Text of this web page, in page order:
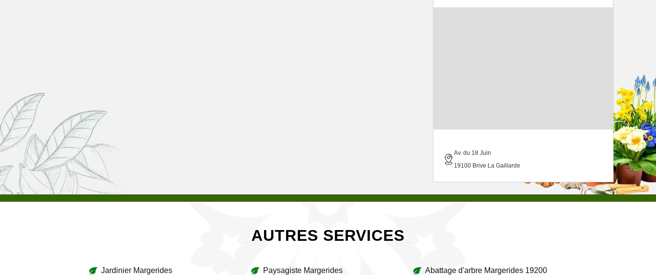
Av. du 18 Juin
19100 Brive La Gaillarde
AUTRES SERVICES
Jardinier Margerides Paysagiste Margerides Abattage d'arbre Margerides 19200